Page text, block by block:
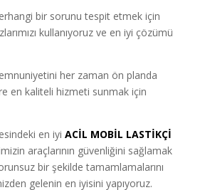
bir sorunu tespit etmek için
kullanıyoruz ve en iyi çözümü
her zaman ön planda
en kaliteli hizmeti sunmak için
en iyi ACİL MOBİL LASTİKÇİ
araçlarının güvenliğini sağlamak
bir şekilde tamamlamalarını
gelenin en iyisini yapıyoruz.